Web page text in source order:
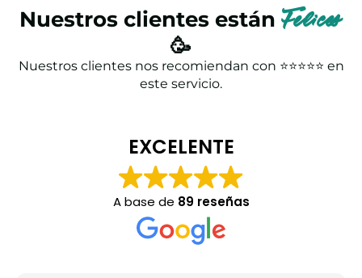
Nuestros clientes están Felices
🥳
Nuestros clientes nos recomiendan con ⭐⭐⭐⭐⭐ en
este servicio.
EXCELENTE
A base de 89 reseñas